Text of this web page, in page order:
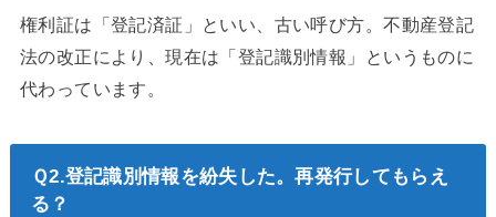
権利証は「登記済証」といい、古い呼び方。不動産登記
法の改正により、現在は「登記識別情報」というものに
代わっています。
Ｑ2.登記識別情報を紛失した。再発行してもらえ
る？